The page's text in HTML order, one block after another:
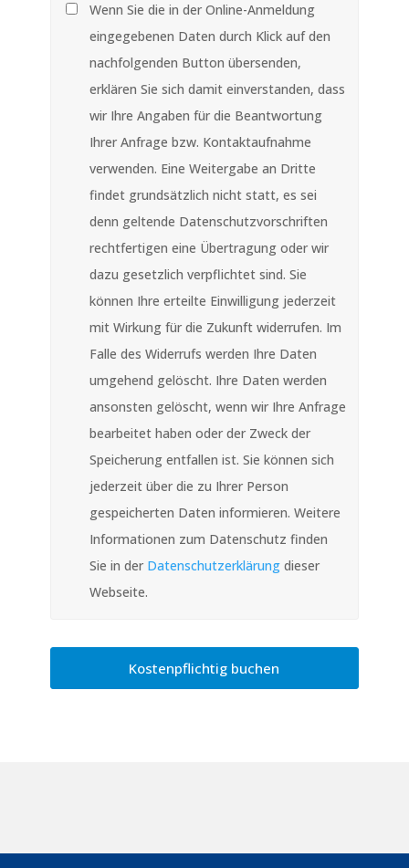
Wenn Sie die in der Online-Anmeldung
eingegebenen Daten durch Klick auf den
nachfolgenden Button übersenden,
erklären Sie sich damit einverstanden, dass
wir Ihre Angaben für die Beantwortung
Ihrer Anfrage bzw. Kontaktaufnahme
verwenden. Eine Weitergabe an Dritte
findet grundsätzlich nicht statt, es sei
denn geltende Datenschutzvorschriften
rechtfertigen eine Übertragung oder wir
dazu gesetzlich verpflichtet sind. Sie
können Ihre erteilte Einwilligung jederzeit
mit Wirkung für die Zukunft widerrufen. Im
Falle des Widerrufs werden Ihre Daten
umgehend gelöscht. Ihre Daten werden
ansonsten gelöscht, wenn wir Ihre Anfrage
bearbeitet haben oder der Zweck der
Speicherung entfallen ist. Sie können sich
jederzeit über die zu Ihrer Person
gespeicherten Daten informieren. Weitere
Informationen zum Datenschutz finden
Sie in der Datenschutzerklärungdieser
Webseite.